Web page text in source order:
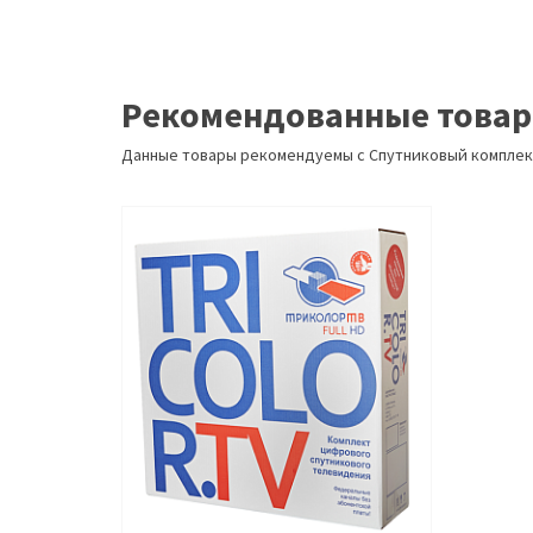
Рекомендованные
Данные товары рекомендуемы с Спутниковый